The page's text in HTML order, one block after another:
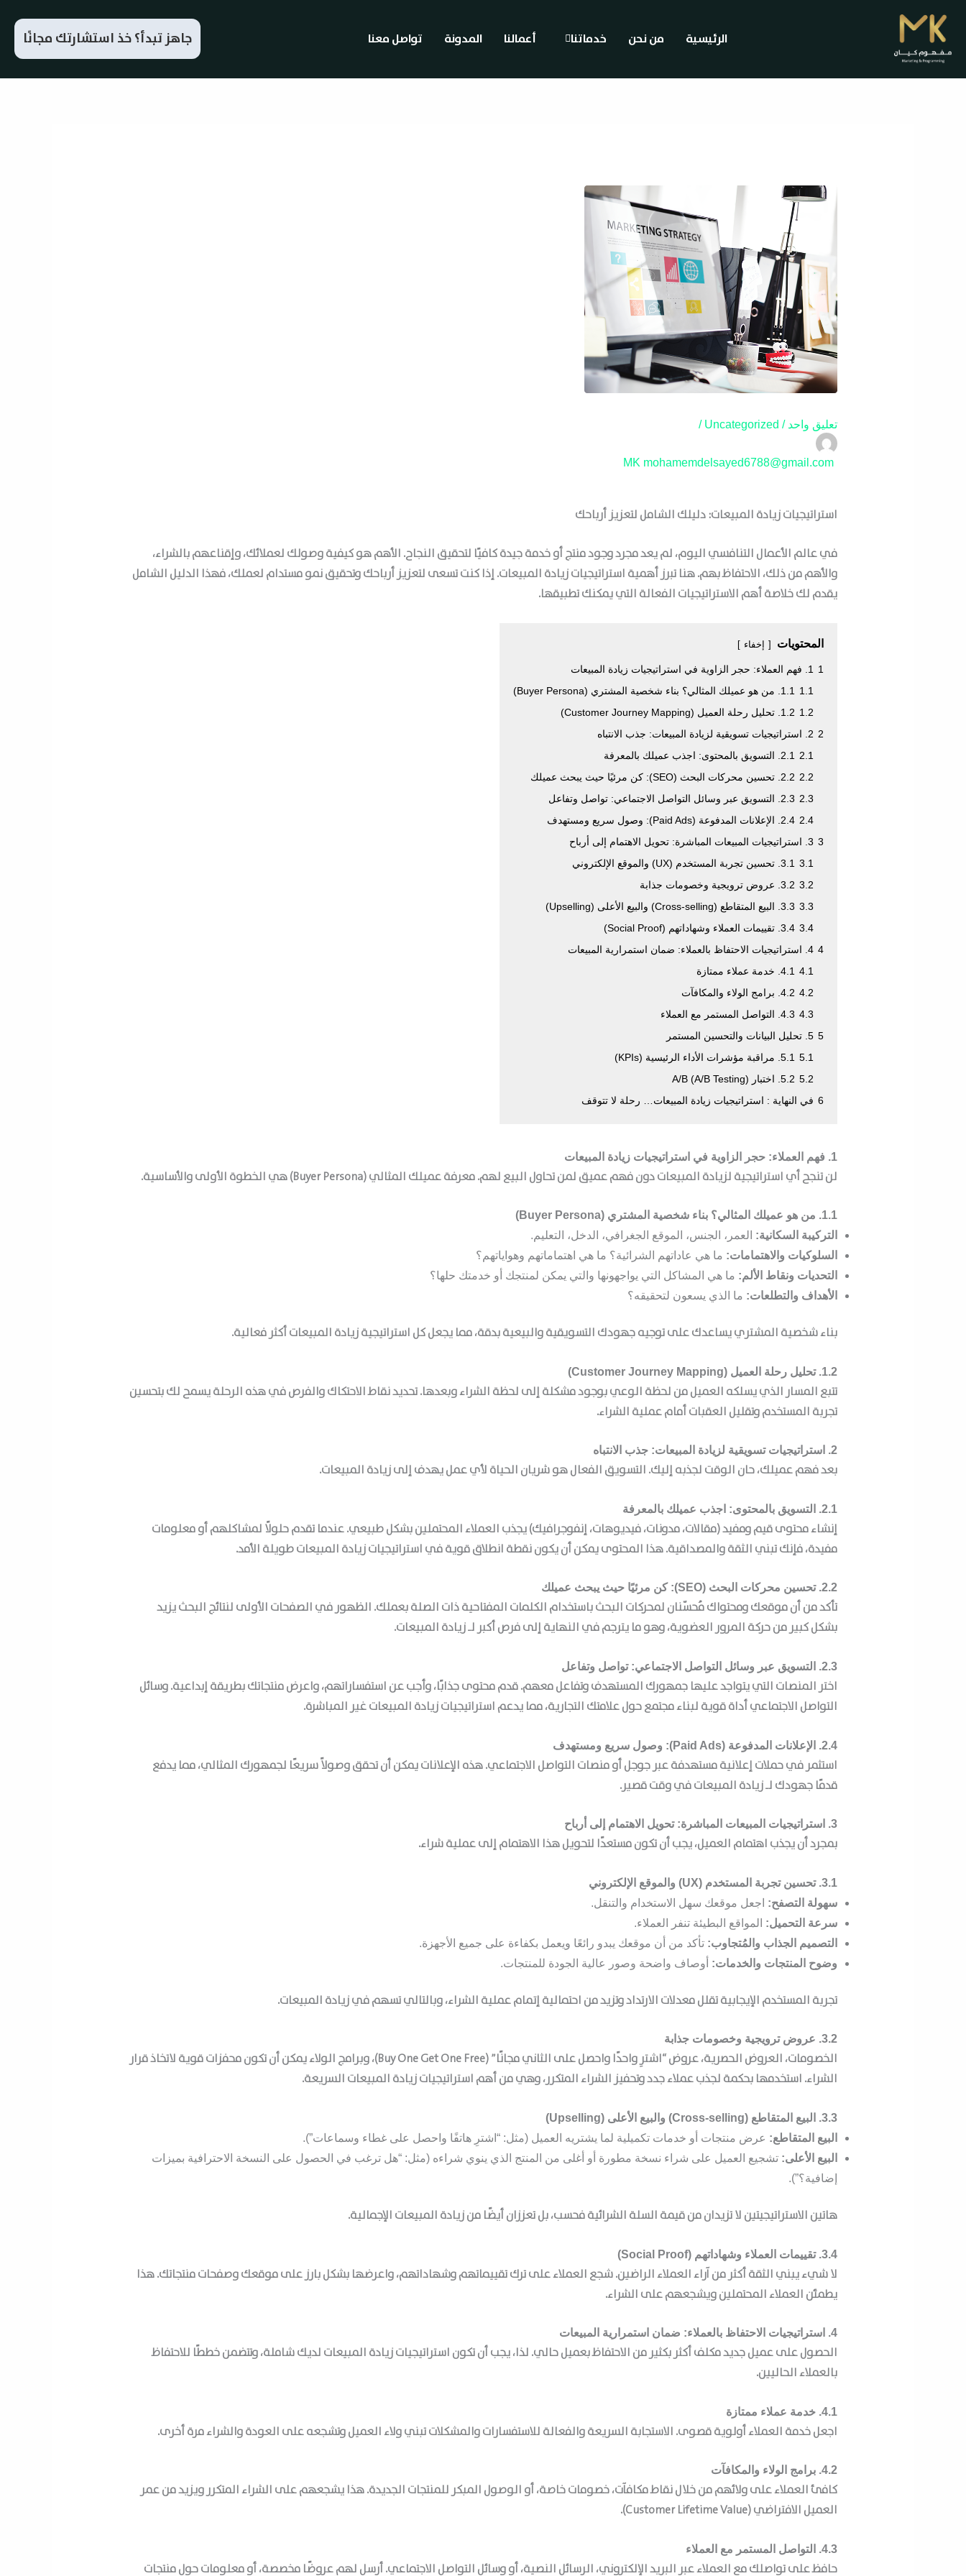
المحتوى
الرئيسية من نحن خدماتنا أعمالنا المدونة تواصل معنا جاهز تبدأ؟ خذ استشارتك مجانًا
تعليق واحد /
Uncategorized
/
MK mohamemdelsayed6788@gmail.com
استراتيجيات زيادة المبيعات: دليلك الشامل لتعزيز أرباحك
في عالم الأعمال التنافسي اليوم، لم يعد مجرد وجود منتج أو خدمة جيدة كافيًا لتحقيق النجاح. الأهم هو كيفية وصولك لعملائك، وإقناعهم بالشراء،
والأهم من ذلك، الاحتفاظ بهم. هنا تبرز أهمية استراتيجيات زيادة المبيعات. إذا كنت تسعى لتعزيز أرباحك وتحقيق نمو مستدام لعملك، فهذا الدليل الشامل
يقدم لك خلاصة أهم الاستراتيجيات الفعالة التي يمكنك تطبيقها.
المحتويات إخفاء
1
1. فهم العملاء: حجر الزاوية في استراتيجيات زيادة المبيعات
1.1
1.1. من هو عميلك المثالي؟ بناء شخصية المشتري (Buyer Persona)
1.2 1.2. تحليل رحلة العميل (Customer Journey Mapping)
2 2. استراتيجيات تسويقية لزيادة المبيعات: جذب الانتباه
2.1
2.1. التسويق بالمحتوى: اجذب عميلك بالمعرفة
2.2 2.2. تحسين محركات البحث (SEO): كن مرئيًا حيث يبحث عميلك
2.3 2.3. التسويق عبر وسائل التواصل الاجتماعي: تواصل وتفاعل
2.4 2.4. الإعلانات المدفوعة (Paid Ads): وصول سريع ومستهدف
3 3. استراتيجيات المبيعات المباشرة: تحويل الاهتمام إلى أرباح
3.1 3.1. تحسين تجربة المستخدم (UX) والموقع الإلكتروني
3.2 3.2. عروض ترويجية وخصومات جذابة
3.3 3.3. البيع المتقاطع (Cross-selling) والبيع الأعلى (Upselling)
3.4 3.4. تقييمات العملاء وشهاداتهم (Social Proof)
4 4. استراتيجيات الاحتفاظ بالعملاء: ضمان استمرارية المبيعات
4.1 4.1. خدمة عملاء ممتازة
4.2 4.2. برامج الولاء والمكافآت
4.3 4.3. التواصل المستمر مع العملاء
5 5. تحليل البيانات والتحسين المستمر
5.1 5.1. مراقبة مؤشرات الأداء الرئيسية (KPIs)
5.2 5.2. اختبار A/B (A/B Testing)
6 في النهاية : استراتيجيات زيادة المبيعات… رحلة لا تتوقف
1. فهم العملاء: حجر الزاوية في استراتيجيات زيادة المبيعات
لن تنجح أي استراتيجية لزيادة المبيعاتدون فهم عميق لمن تحاول البيع لهم. معرفة عميلك المثالي (Buyer Persona) هي الخطوة الأولى والأساسية.
1.1. من هو عميلك المثالي؟ بناء شخصية المشتري (Buyer Persona)
التركيبة السكانية: العمر، الجنس، الموقع الجغرافي، الدخل، التعليم.
السلوكيات والاهتمامات: ما هي عاداتهم الشرائية؟ ما هي اهتماماتهم وهواياتهم؟
التحديات ونقاط الألم: ما هي المشاكل التي يواجهونها والتي يمكن لمنتجك أو خدمتك حلها؟
الأهداف والتطلعات: ما الذي يسعون لتحقيقه؟
بناء شخصية المشتري يساعدك على توجيه جهودك التسويقية والبيعية بدقة، مما يجعل كل استراتيجية زيادة المبيعاتأكثر فعالية.
1.2. تحليل رحلة العميل (Customer Journey Mapping)
تتبع المسار الذي يسلكه العميل من لحظة الوعي بوجود مشكلة إلى لحظة الشراء وبعدها. تحديد نقاط الاحتكاك والفرص في هذه الرحلة يسمح لك بتحسين
تجربة المستخدم وتقليل العقبات أمام عملية الشراء.
2. استراتيجيات تسويقية لزيادة المبيعات: جذب الانتباه
بعد فهم عميلك، حان الوقت لجذبه إليك. التسويق الفعال هو شريان الحياة لأي عمل يهدف إلىزيادة المبيعات.
2.1. التسويق بالمحتوى: اجذب عميلك بالمعرفة
إنشاء محتوى قيم ومفيد (مقالات، مدونات، فيديوهات، إنفوجرافيك) يجذب العملاء المحتملين بشكل طبيعي. عندما تقدم حلولًا لمشاكلهم أو معلومات
مفيدة، فإنك تبني الثقة والمصداقية. هذا المحتوى يمكن أن يكون نقطة انطلاق قوية في استراتيجيات زيادة المبيعاتطويلة الأمد.
2.2. تحسين محركات البحث (SEO): كن مرئيًا حيث يبحث عميلك
تأكد من أن موقعك ومحتواك مُحسّنان لمحركات البحث باستخدام الكلمات المفتاحية ذات الصلة بعملك. الظهور في الصفحات الأولى لنتائج البحث يزيد
بشكل كبير من حركة المرور العضوية، وهو ما يترجم في النهاية إلى فرص أكبر لـزيادة المبيعات.
2.3. التسويق عبر وسائل التواصل الاجتماعي: تواصل وتفاعل
اختر المنصات التي يتواجد عليها جمهورك المستهدف وتفاعل معهم. قدم محتوى جذابًا، وأجب عن استفساراتهم، واعرض منتجاتك بطريقة إبداعية. وسائل
التواصل الاجتماعي أداة قوية لبناء مجتمع حول علامتك التجارية، مما يدعم استراتيجيات زيادة المبيعاتغير المباشرة.
2.4. الإعلانات المدفوعة (Paid Ads): وصول سريع ومستهدف
استثمر في حملات إعلانية مستهدفة عبر جوجل أو منصات التواصل الاجتماعي. هذه الإعلانات يمكن أن تحقق وصولاً سريعًا لجمهورك المثالي، مما يدفع
قدمًا جهودك لـزيادة المبيعاتفي وقت قصير.
3. استراتيجيات المبيعات المباشرة: تحويل الاهتمام إلى أرباح
بمجرد أن يجذب اهتمام العميل، يجب أن تكون مستعدًا لتحويل هذا الاهتمام إلى عملية شراء.
3.1. تحسين تجربة المستخدم (UX) والموقع الإلكتروني
سهولة التصفح: اجعل موقعك سهل الاستخدام والتنقل.
سرعة التحميل: المواقع البطيئة تنفر العملاء.
التصميم الجذاب والمُتجاوب: تأكد من أن موقعك يبدو رائعًا ويعمل بكفاءة على جميع الأجهزة.
وضوح المنتجات والخدمات: أوصاف واضحة وصور عالية الجودة للمنتجات.
تجربة المستخدم الإيجابية تقلل معدلات الارتداد وتزيد من احتمالية إتمام عملية الشراء، وبالتالي تسهم فيزيادة المبيعات.
3.2. عروض ترويجية وخصومات جذابة
الخصومات، العروض الحصرية، عروض “اشترِ واحدًا واحصل على الثاني مجانًا” (Buy One Get One Free)، وبرامج الولاء يمكن أن تكون محفزات قوية لاتخاذ قرار
الشراء. استخدمها بحكمة لجذب عملاء جدد وتحفيز الشراء المتكرر، وهي من أهم استراتيجيات زيادة المبيعات السريعة.
3.3. البيع المتقاطع (Cross-selling) والبيع الأعلى (Upselling)
البيع المتقاطع: عرض منتجات أو خدمات تكميلية لما يشتريه العميل (مثل: “اشترِ هاتفًا واحصل على غطاء وسماعات”).
البيع الأعلى: تشجيع العميل على شراء نسخة مطورة أو أغلى من المنتج الذي ينوي شراءه (مثل: “هل ترغب في الحصول على النسخة الاحترافية بميزات
إضافية؟”).
هاتين الاستراتيجيتين لا تزيدان من قيمة السلة الشرائية فحسب، بل تعززان أيضًا منزيادة المبيعات الإجمالية.
3.4. تقييمات العملاء وشهاداتهم (Social Proof)
لا شيء يبني الثقة أكثر من آراء العملاء الراضين. شجع العملاء على ترك تقييماتهم وشهاداتهم، واعرضها بشكل بارز على موقعك وصفحات منتجاتك. هذا
يطمئن العملاء المحتملين ويشجعهم على الشراء.
4. استراتيجيات الاحتفاظ بالعملاء: ضمان استمرارية المبيعات
الحصول على عميل جديد مكلف أكثر بكثير من الاحتفاظ بعميل حالي. لذا، يجب أن تكون استراتيجيات زيادة المبيعات لديك شاملة، وتتضمن خططًا للاحتفاظ
بالعملاء الحاليين.
4.1. خدمة عملاء ممتازة
اجعل خدمة العملاء أولوية قصوى. الاستجابة السريعة والفعالة للاستفسارات والمشكلات تبني ولاء العميل وتشجعه على العودة والشراء مرة أخرى.
4.2. برامج الولاء والمكافآت
كافئ العملاء على ولائهم من خلال نقاط مكافآت، خصومات خاصة، أو الوصول المبكر للمنتجات الجديدة. هذا يشجعهم على الشراء المتكرر ويزيد من عمر
العميل الافتراضي (Customer Lifetime Value).
4.3. التواصل المستمر مع العملاء
حافظ على تواصلك مع العملاء عبر البريد الإلكتروني، الرسائل النصية، أو وسائل التواصل الاجتماعي. أرسل لهم عروضًا مخصصة، أو معلومات حول منتجات